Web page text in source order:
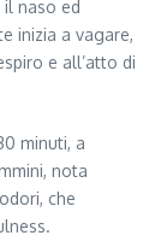
naso ed
inizia a vagare,
e all’atto di
minuti, a
nota
che